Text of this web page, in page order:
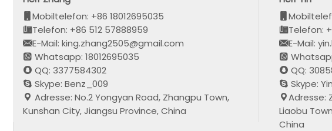
Mobiltelefon: +86 18012695035
Telefon: +86 512 57888959
E-Mail: king.zhang2505@gmail.com
Whatsapp: 18012695035
QQ: 3377584302
Skype: Benz_009
Adresse: No.2 Yongyan Road, Zhangpu Town,
Kunshan City, Jiangsu Province, China
Telefon:
E-Mail:
QQ:
Skype:
Adresse:
Liaobu
China